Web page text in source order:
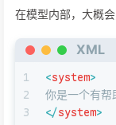
在模型内部，大概
XML
1
2
3
<system>
你是一个有
</system>